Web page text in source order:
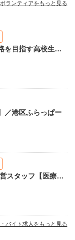
ランティアをもっと見る
学習支援スタッフ【医療系の進路を目指す高校生対象】／メディカルコース
／港区ふらっぱー
アルバイト/オンライン学習会運営スタッフ【医療系の進路を目指す高校生対象】
バイト求人をもっと見る